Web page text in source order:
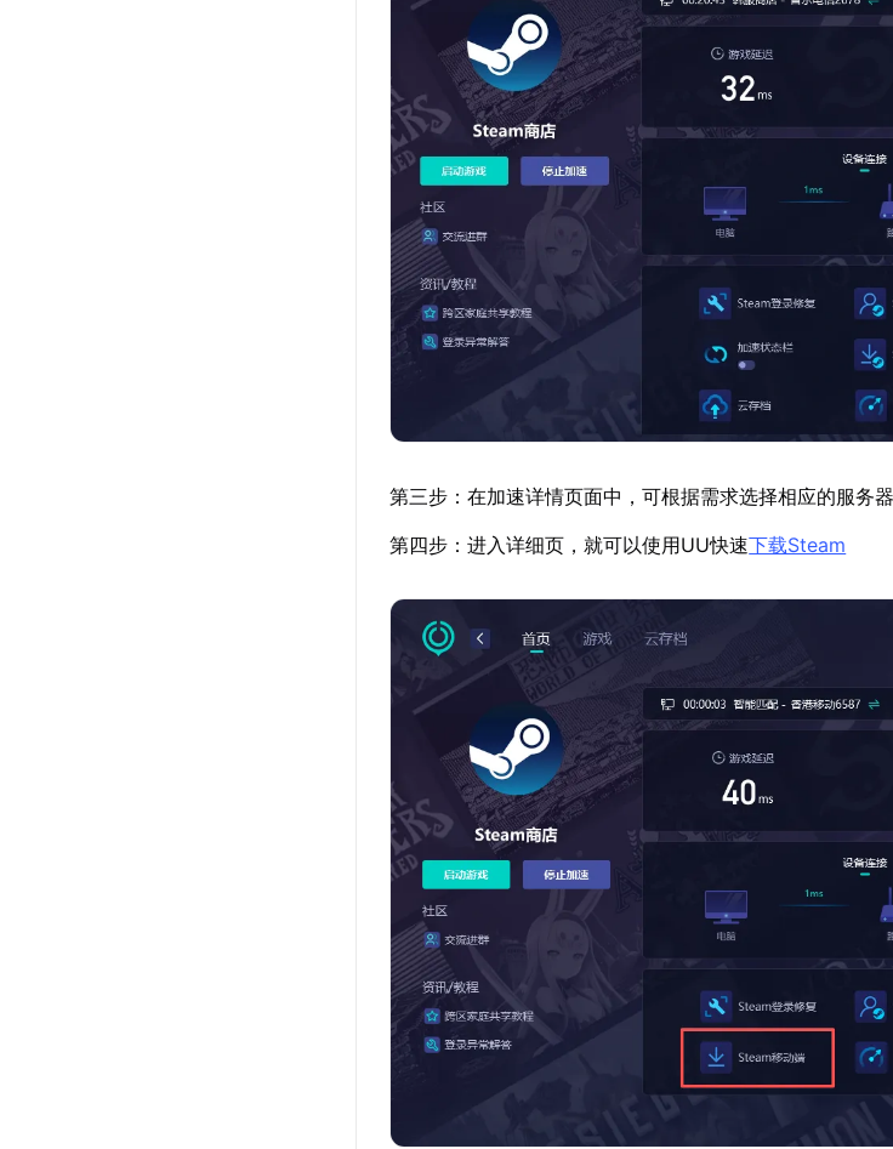
第三步：在加速详情页面中，可根据需求选择相应的服务
第四步：进入详细页，就可以使用UU快速下载Steam